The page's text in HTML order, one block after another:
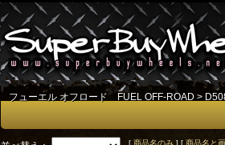
フューエル オフロード FUEL OFF-ROAD >
[ 商品名のみ ] [ 商品名と